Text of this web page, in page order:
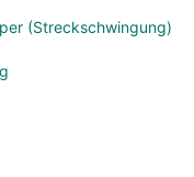
(Streckschwingung)